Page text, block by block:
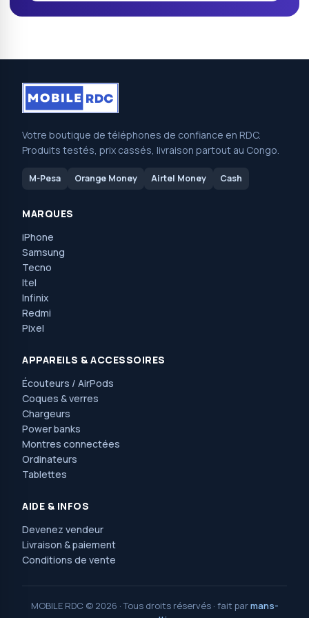
Votre boutique de téléphones de confiance en RDC.
Produits testés, prix cassés, livraison partout au Congo.
M-Pesa Orange Money Airtel Money Cash
MARQUES
iPhone
Samsung
Tecno
Itel
Infinix
Redmi
Pixel
APPAREILS & ACCESSOIRES
Écouteurs / AirPods
Coques & verres
Chargeurs
Power banks
Montres connectées
Ordinateurs
Tablettes
AIDE & INFOS
Devenez vendeur
Livraison & paiement
Conditions de vente
MOBILE RDC © 2026 · Tous droits réservés · fait parmans-